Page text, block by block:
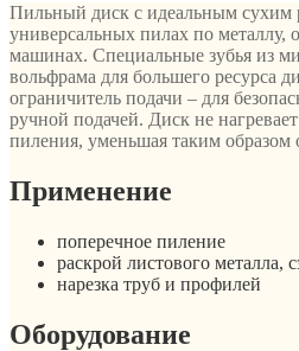
Пильный диск с идеальным сухим
универсальных пилах по металлу,
машинах. Специальные зубья из
вольфрама для большего ресурса
ограничитель подачи – для
ручной подачей. Диск не
пиления, уменьшая таким образом
Применение
поперечное пиление
раскрой листового металла,
нарезка труб и профилей
Оборудование